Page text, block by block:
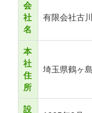
会
社
名
有限会社古
本
社
住
所
埼玉県鶴ヶ
設